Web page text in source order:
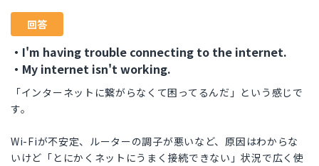
回答
・I'm having trouble connecting to the internet.
・My internet isn't working.
「インターネットに繋がらなくて困ってるんだ」という感じで
す。
Wi-Fiが不安定、ルーターの調子が悪いなど、原因はわからな
いけど「とにかくネットにうまく接続できない」状況で広く使